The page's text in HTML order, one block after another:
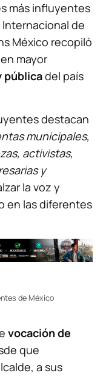
más influyentes
Internacional de
México recopiló
mayor
públicadel país
destacan
municipales,
activistas,
y
la voz y
en las diferentes
de México
vocación de
que
a sus